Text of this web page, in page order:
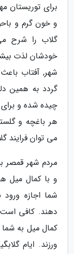
برای توریستان
و خون گرم و
گلاب را شرح
خودشان لذت
شهر, آفتاب
گردد به همین
چیده شده و برای
هر باغچه و
می توان فرایند
مردم شهر قمصر
و با کمال میل
شما اجازه
دهند. کافی
کمال میل به
ورزند. ایام